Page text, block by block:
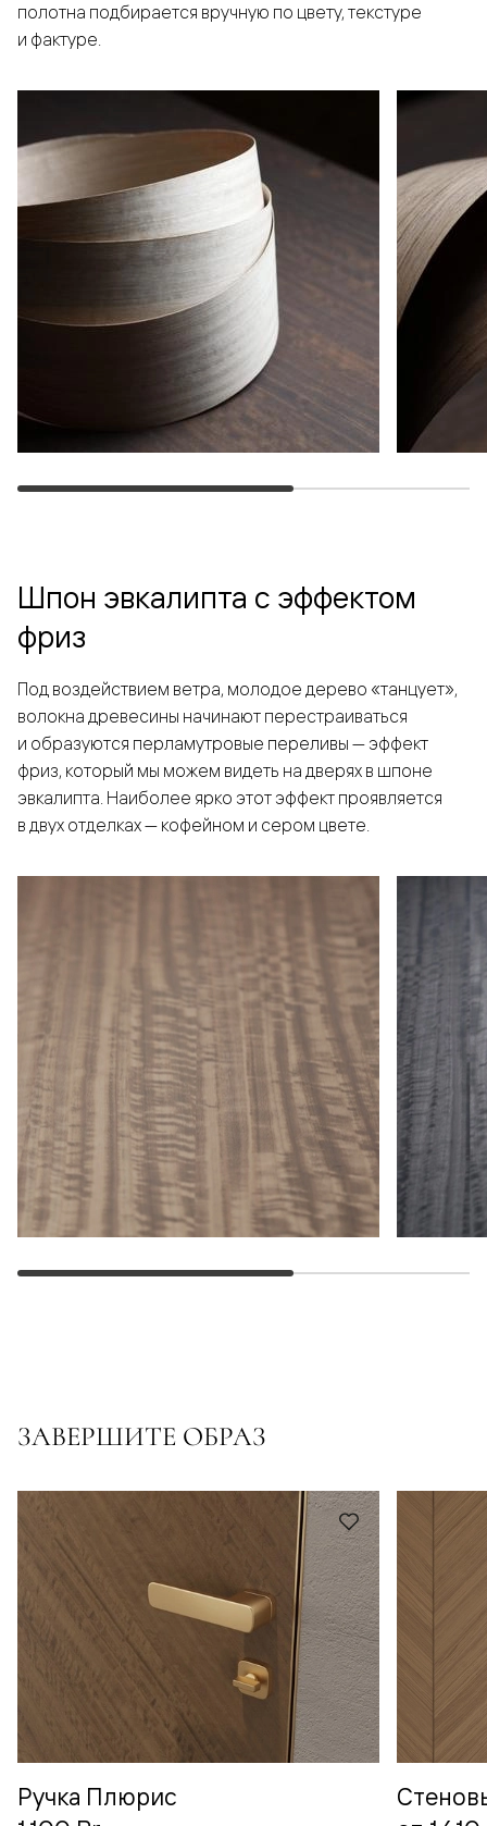
полотна подбирается вручную по цвету, текстуре
и фактуре.
Шпон эвкалипта с эффектом
фриз
Под воздействием ветра, молодое дерево «танцует»,
волокна древесины начинают перестраиваться
и образуются перламутровые переливы — эффект
фриз, который мы можем видеть на дверях в шпоне
эвкалипта. Наиболее ярко этот эффект проявляется
в двух отделках — кофейном и сером цвете.
ЗАВЕРШИТЕ ОБРАЗ
Ручка Плюрис